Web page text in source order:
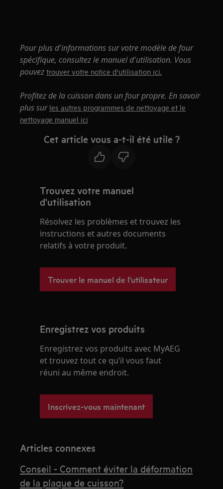
Pour plus d'informations sur votre modèle de four
spécifique, consultez le manuel d'utilisation. Vous
pouveztrouver votre notice d'utilisation ici.
Profitez de la cuisson dans un four propre. En savoir
plus sur les autres programmes de nettoyage et le
nettoyage manuel ici
Cet article vous a-t-il été utile ?
Trouvez votre manuel
d'utilisation
Résolvez les problèmes et trouvez les
instructions et autres documents
relatifs à votre produit.
Trouver le manuel de l'utilisateur
Enregistrez vos produits
Enregistrez vos produits avec MyAEG
et trouvez tout ce qu’il vous faut
réuni au même endroit.
Inscrivez-vous maintenant
Articles connexes
Conseil - Comment éviter la déformation
de la plaque de cuisson?